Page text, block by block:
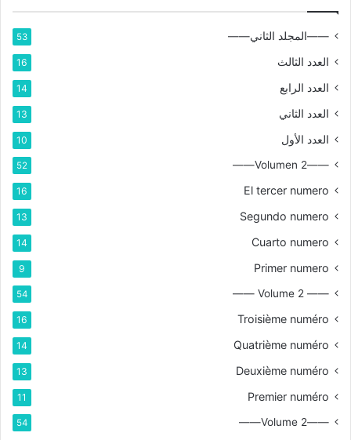
——المجلد الثاني—— 53
العدد الثالث 16
العدد الرابع 14
العدد الثاني 13
العدد الأول 10
——Volumen 2——
52
El tercer numero
16
Segundo numero
13
Cuarto numero
14
Primer numero
9
—— Volume 2 ——
54
Troisième numéro
16
Quatrième numéro
14
Deuxième numéro
13
Premier numéro
11
——Volume 2——
54